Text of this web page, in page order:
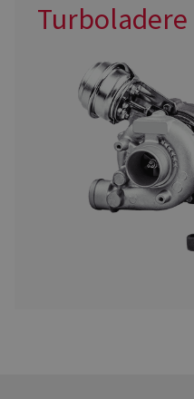
Turboladere